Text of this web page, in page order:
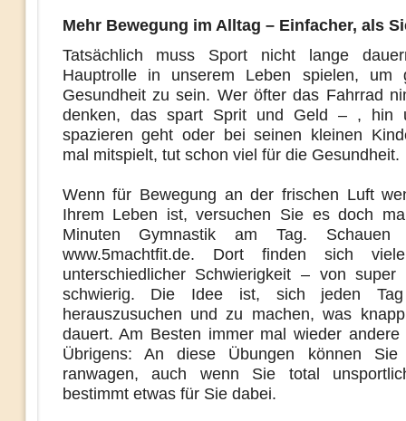
Mehr Bewegung im Alltag – Einfacher, als
Tatsächlich muss Sport nicht lange
Hauptrolle in unserem Leben spielen,
Gesundheit zu sein. Wer öfter das Fahrrad
denken, das spart Sprit und Geld – , hin
spazieren geht oder bei seinen kleinen
mal mitspielt, tut schon viel für die Gesundheit.
Wenn für Bewegung an der frischen Luft
Ihrem Leben ist, versuchen Sie es doch
Minuten Gymnastik am Tag.
www.5machtfit.de. Dort finden sich
unterschiedlicher Schwierigkeit – von super
schwierig. Die Idee ist, sich jeden
herauszusuchen und zu machen, was
dauert. Am Besten immer mal wieder andere
Übrigens: An diese Übungen können
ranwagen, auch wenn Sie total
bestimmt etwas für Sie dabei.